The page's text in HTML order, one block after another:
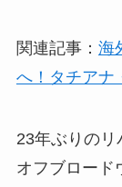
関連記事： 海
へ！タチアナ
23年ぶりの
オフブロード